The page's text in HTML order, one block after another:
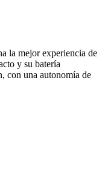
la mejor experiencia de
y su batería
con una autonomía de